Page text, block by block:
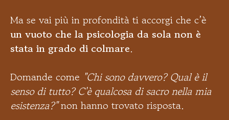
Ma se vai più in profondità ti accorgi che c’è
un vuoto che la psicologia da sola non è
stata in grado di colmare.
Domande come "Chi sono davvero? Qual è il
senso di tutto? C'è qualcosa di sacro nella mia
esistenza?"non hanno trovato risposta.